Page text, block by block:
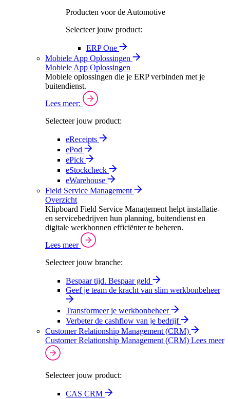
Producten voor de Automotive
Selecteer jouw product:
ERP One
Mobiele App Oplossingen
Mobiele App Oplossingen
Mobiele oplossingen die je ERP verbinden met je
buitendienst.
Lees meer:
Selecteer jouw product:
eReceipts
ePod
ePick
eStockcheck
eWarehouse
Field Service Management
Overzicht
Klipboard Field Service Management helpt installatie-
en servicebedrijven hun planning, buitendienst en
digitale werkbonnen efficiënter te beheren.
Lees meer
Selecteer jouw branche:
Bespaar tijd. Bespaar geld
Geef je team de kracht van slim werkbonbeheer
Transformeer je werkbonbeheer
Verbeter de cashflow van je bedrijf
Customer Relationship Management (CRM)
Customer Relationship Management (CRM) Lees meer
Selecteer jouw product:
CAS CRM